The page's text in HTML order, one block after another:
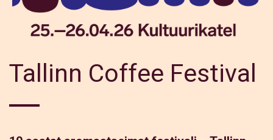
H
o
m
Tallinn Coffee Festival